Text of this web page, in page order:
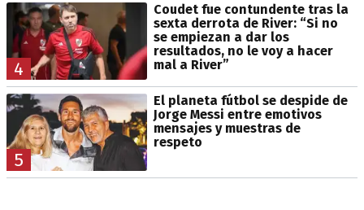
4
Coudet fue contundente tras la
sexta derrota de River: “Si no
se empiezan a dar los
resultados, no le voy a hacer
mal a River”
5
El planeta fútbol se despide de
Jorge Messi entre emotivos
mensajes y muestras de
respeto